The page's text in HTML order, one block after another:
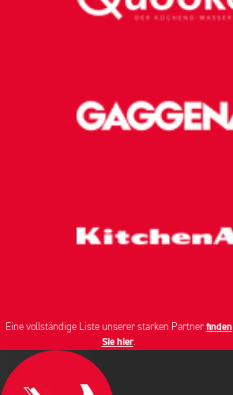
Eine vollständige Liste unserer starken Partner finden
Sie hier.